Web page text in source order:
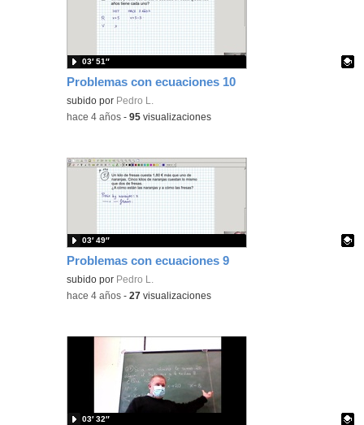
Problemas con ecuaciones 10
Contenido educativo.
subido por Pedro L.
03′ 51″
-hace 4 años -95 visualizaciones
Problemas con ecuaciones 9
Contenido educativo.
subido por Pedro L.
03′ 49″
-hace 4 años -27 visualizaciones
03′ 32″